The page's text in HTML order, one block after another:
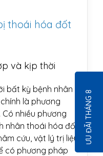
thoái hóa đốt
và kịp thời
bất kỳ bệnh nhân
là phương
nhiều phương
nhân thoái hóa đốt
cứu, vật lý trị liệu
có phương pháp
ƯU ĐÃI THÁNG 8